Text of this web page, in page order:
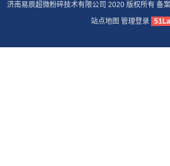
济南易辰超微粉碎技术有限公司 2020 版权所有 备案
站点地图 管理登录 51La